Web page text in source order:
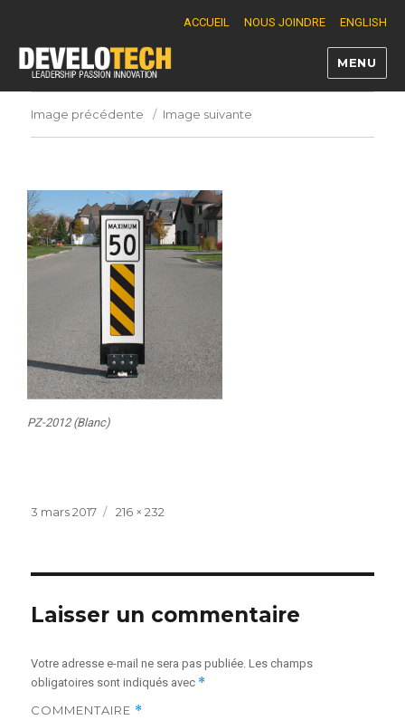
ACCUEIL NOUS JOINDRE ENGLISH
Develotech
MENU
Image précédente Image suivante
PZ-2012 (Blanc)
Publié
3 mars 2017
Taille
216 × 232
Laisser un commentaire
Votre adresse e-mail ne sera pas publiée. Les champs
obligatoires sont indiqués avec *
COMMENTAIRE *